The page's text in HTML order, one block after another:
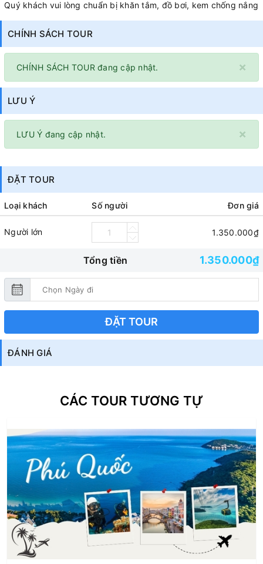
Quý khách vui lòng chuẩn bị khăn tắm, đồ bơi, kem chống nắng
CHÍNH SÁCH TOUR
×
CHÍNH SÁCH TOUR đang cập nhật.
LƯU Ý
×
LƯU Ý đang cập nhật.
ĐẶT TOUR
Loại khách Số người Đơn giá
Người lớn 1.350.000₫
Tổng tiền 1.350.000₫
ĐẶT TOUR
ĐÁNH GIÁ
CÁC TOUR TƯƠNG TỰ